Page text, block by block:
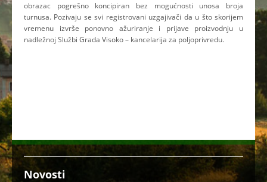
obrazac pogrešno koncipiran bez mogućnosti unosa broja
turnusa. Pozivaju se svi registrovani uzgajivači da u što skorijem
vremenu izvrše ponovno ažuriranje i prijave proizvodnju u
nadležnoj Službi Grada Visoko – kancelarija za poljoprivredu.
Novosti